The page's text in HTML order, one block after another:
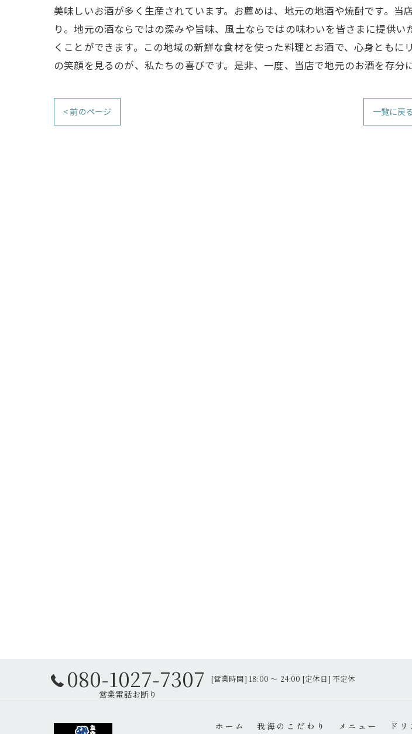
美味しいお酒が多く生産されています。お薦めは、地元の地酒や焼酎です。
り。地元の酒ならではの深みや旨味、風土ならではの味わいを皆さまに提供
くことができます。この地域の新鮮な食材を使った料理とお酒で、心身とも
の笑顔を見るのが、私たちの喜びです。是非、一度、当店で地元のお酒を存分
< 前のページ 一覧に戻る
080-1027-7307 [営業時間] 18:00 〜 24:00 [定休日] 不定休
ホーム 我海のこだわり メニュー ドリ